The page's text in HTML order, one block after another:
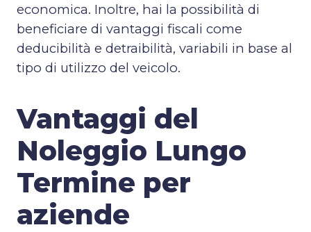
economica. Inoltre, hai la possibilità di
beneficiare di vantaggi fiscali come
deducibilità e detraibilità, variabili in base al
tipo di utilizzo del veicolo.
Vantaggi del
Noleggio Lungo
Termine per
aziende